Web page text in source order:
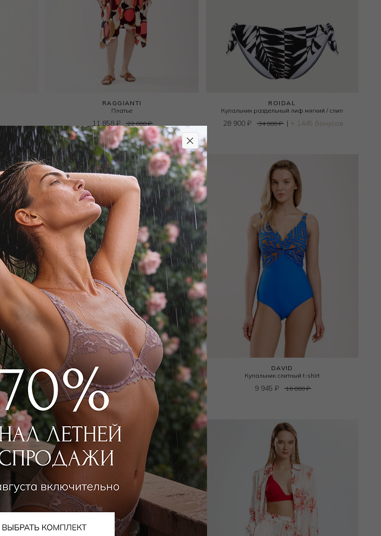
RAGGIANTI
Платье
11 858₽ 22 000₽
ROIDAL
Купальник раздельный лиф мягкий / слип
28 900₽ 34 000₽ | + 1445 бонусов
ICONIQUE
Рубашка
4 590₽
DAVID
Купальник слитный t-shirt
9 945 ₽ 16 000₽